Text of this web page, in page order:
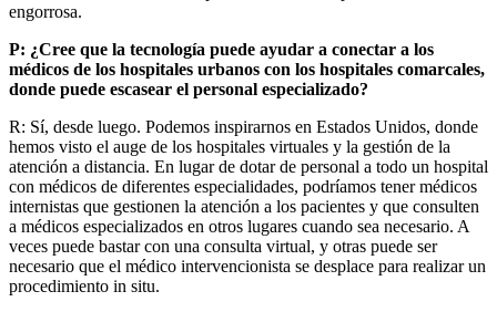
engorrosa.
P: ¿Cree que la tecnología puede ayudar a conectar a los
médicos de los hospitales urbanos con los hospitales comarcales,
donde puede escasear el personal especializado?
R: Sí, desde luego. Podemos inspirarnos en Estados Unidos, donde
hemos visto el auge de los hospitales virtuales y la gestión de la
atención a distancia. En lugar de dotar de personal a todo un hospital
con médicos de diferentes especialidades, podríamos tener médicos
internistas que gestionen la atención a los pacientes y que consulten
a médicos especializados en otros lugares cuando sea necesario. A
veces puede bastar con una consulta virtual, y otras puede ser
necesario que el médico intervencionista se desplace para realizar un
procedimiento in situ.